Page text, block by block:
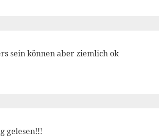
sein können aber ziemlich ok
gelesen!!!